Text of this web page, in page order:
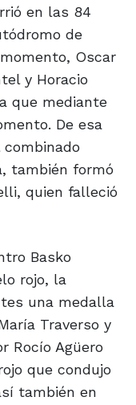
en las 84
de
Oscar
y Horacio
que mediante
De esa
también formó
quien falleció
Basko
rojo, la
una medalla
Traverso y
Rocío Agüero
que condujo
también en